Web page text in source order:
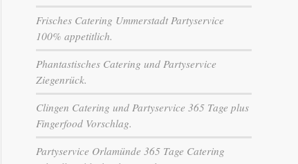
Frisches Catering Ummerstadt Partyservice
100% appetitlich.
Phantastisches Catering und Partyservice
Ziegenrück.
Clingen Catering und Partyservice 365 Tage plus
Fingerfood Vorschlag.
Partyservice Orlamünde 365 Tage Catering